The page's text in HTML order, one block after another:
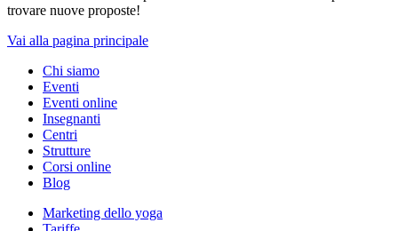
trovare nuove proposte!
Vai alla pagina principale
Chi siamo
Eventi
Eventi online
Insegnanti
Centri
Strutture
Corsi online
Blog
Marketing dello yoga